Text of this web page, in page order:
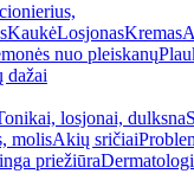
KaukėLosjonasKremas
nuo pleiskanų
dažai
losjonai, dulksna
molisAkių sričiai
priežiūra